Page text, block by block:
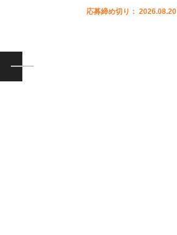
応募締め切り： 2026.08.20